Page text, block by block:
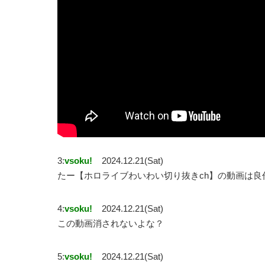
3:vsoku!
2024.12.21(Sat)
たー【ホロライブわいわい切り抜きch】の動画は良
4:vsoku!
2024.12.21(Sat)
この動画消されないよな？
5:vsoku!
2024.12.21(Sat)